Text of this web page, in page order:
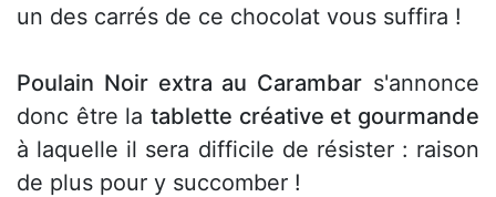
un des carrés de ce chocolat vous suffira !
Poulain Noir extra au Carambar s'annonce
donc être la tablette créative et gourmande
à laquelle il sera difficile de résister : raison
de plus pour y succomber !